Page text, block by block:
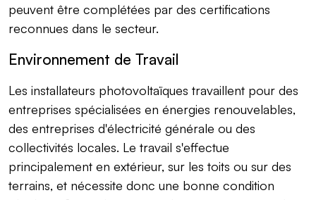
peuvent être complétées par des certifications
reconnues dans le secteur.
Environnement de Travail
Les installateurs photovoltaïques travaillent pour des
entreprises spécialisées en énergies renouvelables,
des entreprises d'électricité générale ou des
collectivités locales. Le travail s'effectue
principalement en extérieur, sur les toits ou sur des
terrains, et nécessite donc une bonne condition